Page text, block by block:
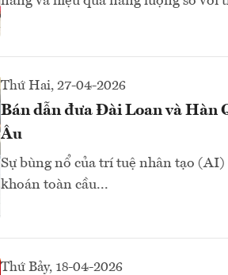
Thứ Hai, 27-04-2026
Bán dẫn đưa Đài Loan và Hàn
Âu
Sự bùng nổ của trí tuệ nhân tạo
khoán toàn cầu...
Thứ Bảy, 18-04-2026